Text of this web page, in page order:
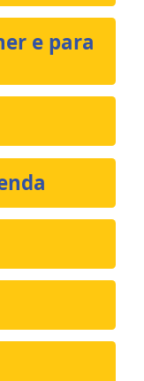
e para